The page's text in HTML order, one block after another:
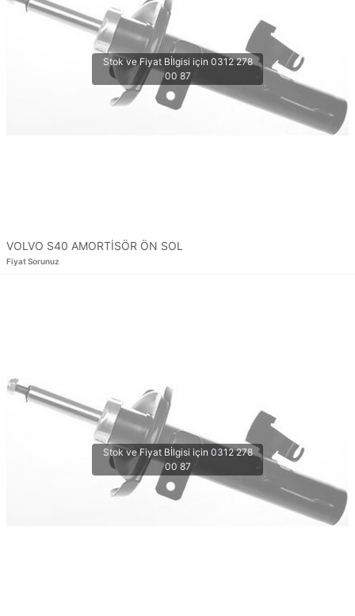
VOLVO S40 AMORTİSÖR ÖN SOL
Fiyat Sorunuz